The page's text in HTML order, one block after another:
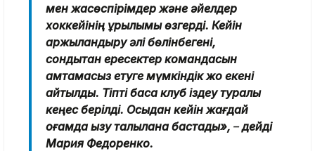
мен жасөспірімдер және әйелдер
хоккейінің құрылымы өзгерді. Кейін
қаржыландыру әлі бөлінбегені,
сондықтан ересектер командасын
қамтамасыз етуге мүмкіндік жоқ екені
айтылды. Тіпті басқа клуб іздеу туралы
кеңес берілді. Осыдан кейін жағдай
қоғамда қызу талқылана бастады», –дейді
Мария Федоренко.